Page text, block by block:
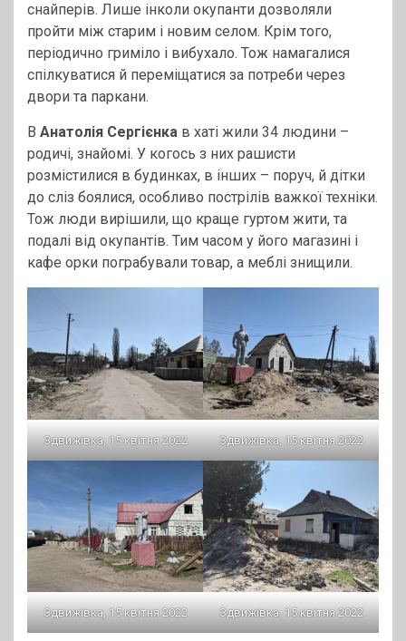
снайперів. Лише інколи окупанти дозволяли
пройти між старим і новим селом. Крім того,
періодично гриміло і вибухало. Тож намагалися
спілкуватися й переміщатися за потреби через
двори та паркани.
В Анатолія Сергієнка в хаті жили 34 людини –
родичі, знайомі. У когось з них рашисти
розмістилися в будинках, в інших – поруч, й дітки
до сліз боялися, особливо пострілів важкої техніки.
Тож люди вирішили, що краще гуртом жити, та
подалі від окупантів. Тим часом у його магазині і
кафе орки пограбували товар, а меблі знищили.
Здвижівка, 15 квітня 2022 Здвижівка, 15 квітня 2022
Здвижівка, 15 квітня 2022 Здвижівка, 15 квітня 2022